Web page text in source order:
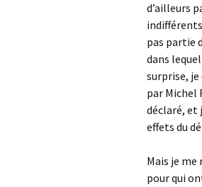
d’ailleurs
pas partie
dans
surprise, je
par Michel
déclaré, et
effets du
Mais je me
pour qui